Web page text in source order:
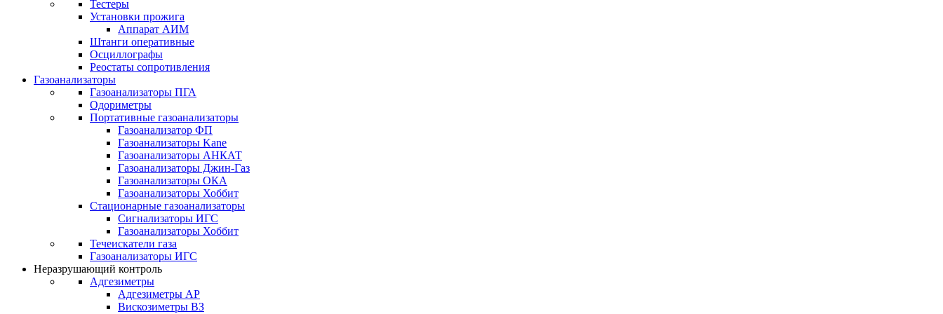
Тестеры
Установки прожига
Аппарат АИМ
Штанги оперативные
Осциллографы
Реостаты сопротивления
Газоанализаторы
Газоанализаторы ПГА
Одориметры
Портативные газоанализаторы
Газоанализатор ФП
Газоанализаторы Kane
Газоанализаторы АНКАТ
Газоанализаторы Джин-Газ
Газоанализаторы ОКА
Газоанализаторы Хоббит
Стационарные газоанализаторы
Сигнализаторы ИГС
Газоанализаторы Хоббит
Течеискатели газа
Газоанализаторы ИГС
Неразрушающий контроль
Адгезиметры
Адгезиметры АР
Вискозиметры ВЗ